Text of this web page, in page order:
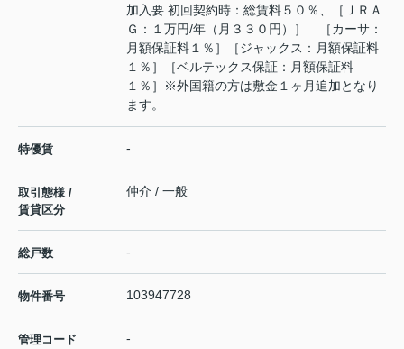
加入要 初回契約時：総賃料５０％、［ＪＲＡ
Ｇ：１万円/年（月３３０円）］ ［カーサ：
月額保証料１％］［ジャックス：月額保証料
１％］［ベルテックス保証：月額保証料
１％］※外国籍の方は敷金１ヶ月追加となり
ます。
特優賃 -
取引態様 /
賃貸区分
仲介 / 一般
総戸数 -
物件番号 103947728
管理コード -